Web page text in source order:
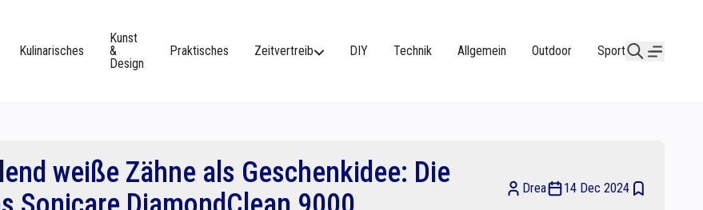
Kulinarisches
Kunst
&
Design
Praktisches Zeitvertreib DIY Technik Allgemein Outdoor Sport
weiße Zähne als Geschenkidee: Die
Drea 14 Dec 2024